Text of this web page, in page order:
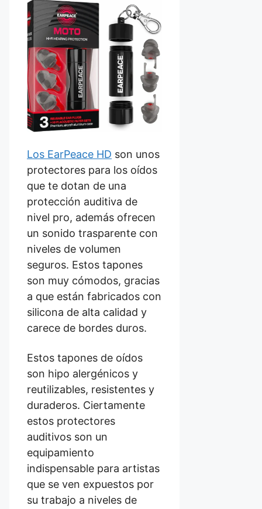
Los EarPeace HD son unos
protectores para los oídos
que te dotan de una
protección auditiva de
nivel pro, además ofrecen
un sonido trasparente con
niveles de volumen
seguros. Estos tapones
son muy cómodos, gracias
a que están fabricados con
silicona de alta calidad y
carece de bordes duros.
Estos tapones de oídos
son hipo alergénicos y
reutilizables, resistentes y
duraderos. Ciertamente
estos protectores
auditivos son un
equipamiento
indispensable para artistas
que se ven expuestos por
su trabajo a niveles de